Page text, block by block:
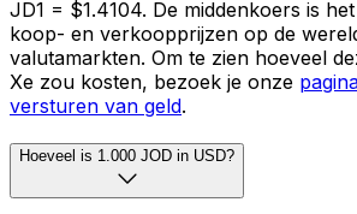
JD1 = $1.4104. De middenkoers is
koop- en verkoopprijzen op de
valutamarkten. Om te zien hoeveel
Xe zou kosten, bezoek je onze
versturen van geld.
Hoeveel is 1.000 JOD in USD?